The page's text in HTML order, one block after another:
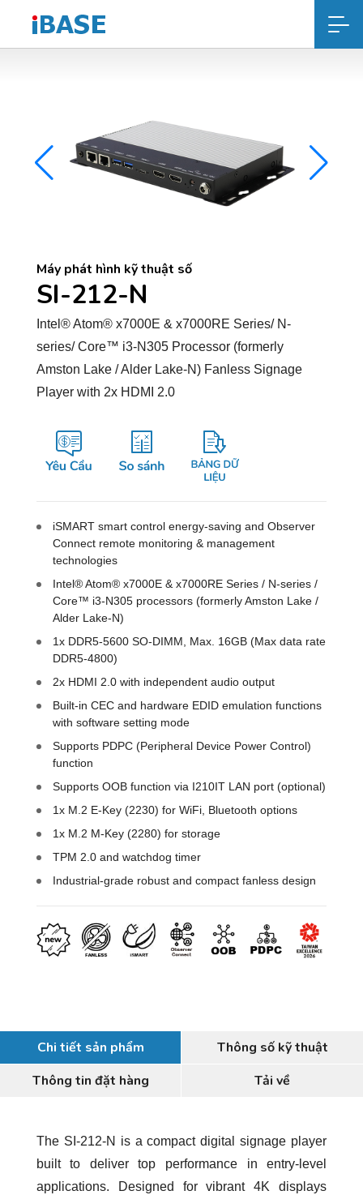
Máy phát hình kỹ thuật số
SI-212-N
Intel® Atom® x7000E & x7000RE Series/ N-
series/ Core™ i3-N305 Processor (formerly
Amston Lake / Alder Lake-N) Fanless Signage
Player with 2x HDMI 2.0
iSMART smart control energy-saving and Observer
Connect remote monitoring & management
technologies
Intel® Atom® x7000E & x7000RE Series / N-series /
Core™ i3-N305 processors (formerly Amston Lake /
Alder Lake-N)
1x DDR5-5600 SO-DIMM, Max. 16GB (Max data rate
DDR5-4800)
2x HDMI 2.0 with independent audio output
Built-in CEC and hardware EDID emulation functions
with software setting mode
Supports PDPC (Peripheral Device Power Control)
function
Supports OOB function via I210IT LAN port (optional)
1x M.2 E-Key (2230) for WiFi, Bluetooth options
1x M.2 M-Key (2280) for storage
TPM 2.0 and watchdog timer
Industrial-grade robust and compact fanless design
Chi tiết sản phẩm
Thông số kỹ thuật
Thông tin đặt hàng
Tải về
The SI-212-N is a compact digital signage player
built to deliver top performance in entry-level
applications. Designed for vibrant 4K displays